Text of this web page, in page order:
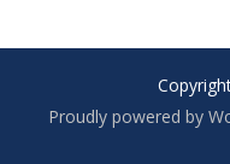
Proudly powered by